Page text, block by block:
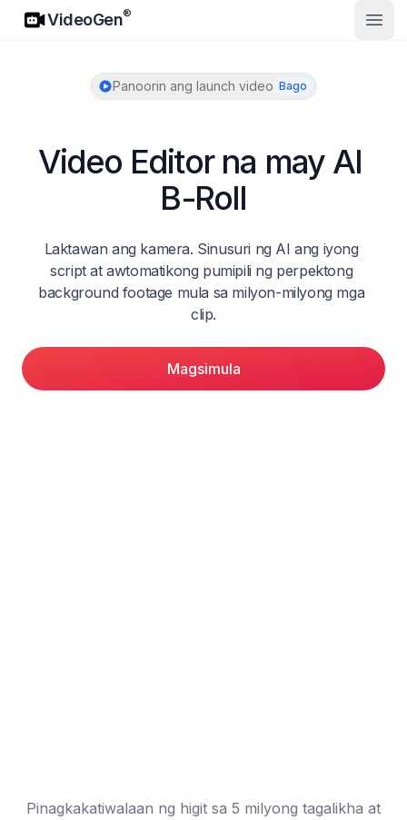
VideoGen
VideoGen®
Panoorin ang launch video Bago
Video Editor na may AI
B-Roll
Laktawan ang kamera. Sinusuri ng AI ang iyong
script at awtomatikong pumipili ng perpektong
background footage mula sa milyon-milyong mga
clip.
Magsimula
Pinagkakatiwalaan ng higit sa 5 milyong tagalikha at